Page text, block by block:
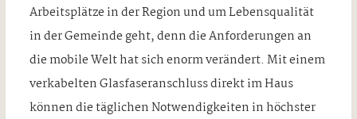
Arbeitsplätze in der Region und um Lebensqualität
in der Gemeinde geht, denn die Anforderungen an
die mobile Welt hat sich enorm verändert. Mit einem
verkabelten Glasfaseranschluss direkt im Haus
können die täglichen Notwendigkeiten in höchster